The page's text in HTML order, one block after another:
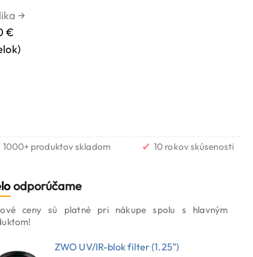
→
€
1000+ produktov skladom ✔ 10 rokov skúsenosti
odporúčame
ceny sú platné pri nákupe spolu s hlavným
ZWO UV/IR-blok filter (1.25")